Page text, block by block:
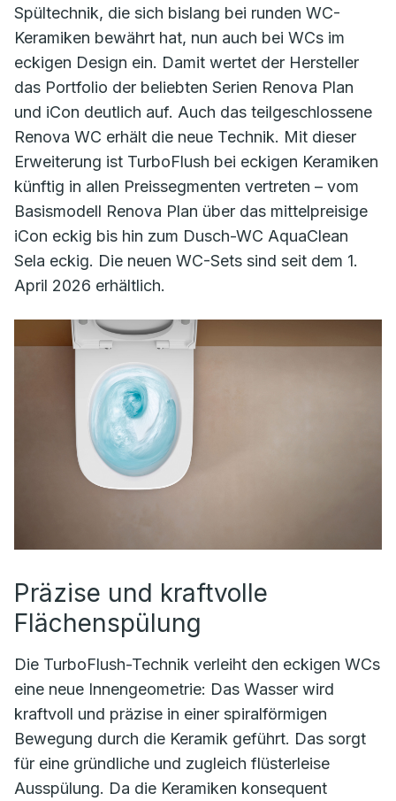
Spültechnik, die sich bislang bei runden WC-
Keramiken bewährt hat, nun auch bei WCs im
eckigen Design ein. Damit wertet der Hersteller
das Portfolio der beliebten Serien Renova Plan
und iCon deutlich auf. Auch das teilgeschlossene
Renova WC erhält die neue Technik. Mit dieser
Erweiterung ist TurboFlush bei eckigen Keramiken
künftig in allen Preissegmenten vertreten – vom
Basismodell Renova Plan über das mittelpreisige
iCon eckig bis hin zum Dusch-WC AquaClean
Sela eckig. Die neuen WC-Sets sind seit dem 1.
April 2026 erhältlich.
Präzise und kraftvolle
Flächenspülung
Die TurboFlush-Technik verleiht den eckigen WCs
eine neue Innengeometrie: Das Wasser wird
kraftvoll und präzise in einer spiralförmigen
Bewegung durch die Keramik geführt. Das sorgt
für eine gründliche und zugleich flüsterleise
Ausspülung. Da die Keramiken konsequent